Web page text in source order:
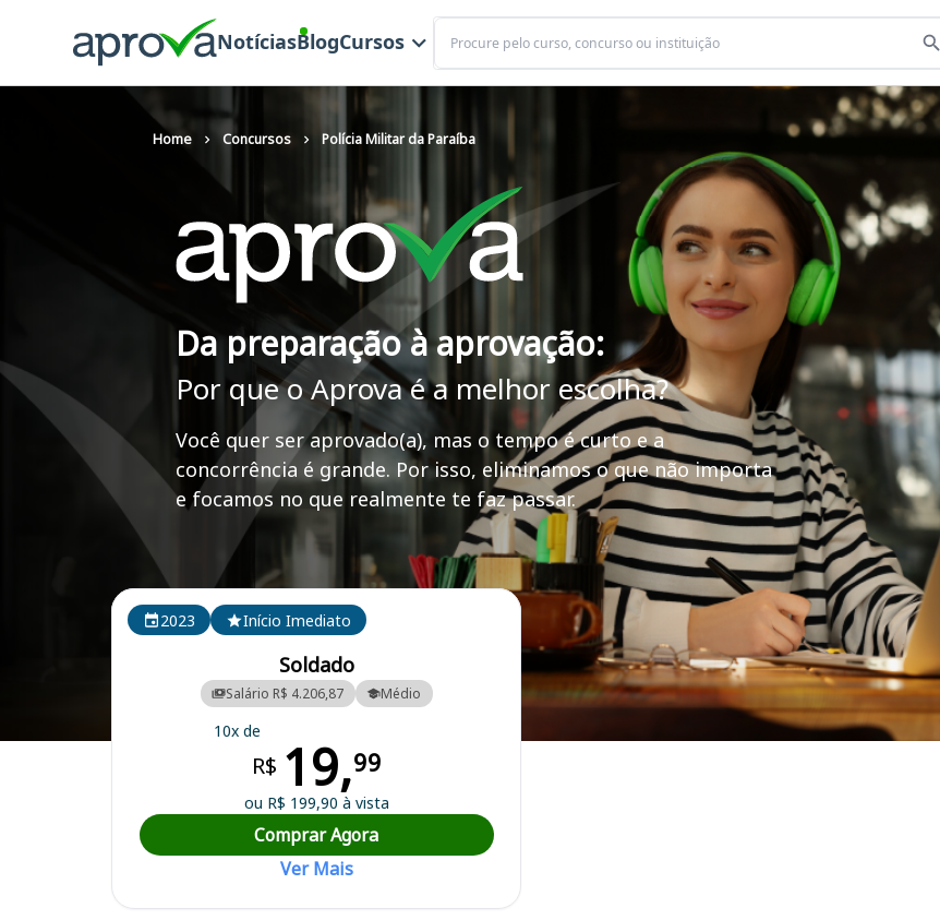
NotíciasBlogCursos
Buscar
Home Concursos Polícia Militar da Paraíba
Da preparação à aprovação:
Por que o Aprova é a melhor escolha?
Você quer ser aprovado(a), mas o tempo é curto e a
concorrência é grande. Por isso, eliminamos o que não importa
e focamos no que realmente te faz passar.
Curso Preparatório para o Concurso PM PB - Polícia Militar da Paraíba
Cursos em destaque para passar no concurso PM PB
2023
Início Imediato
Soldado
Salário R$ 4.206,87 Médio
10x de
R$ 19,99
ou R$ 199,90 à vista
Comprar Agora
Ver Mais